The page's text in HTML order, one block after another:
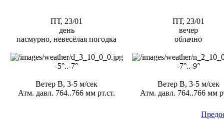
ПТ, 23/01
день
пасмурно, невесёлая погодка
-5°..-7°
Ветер В, 3-5 м/сек
Атм. давл. 764..766 мм рт.ст.
ПТ, 23/01
вечер
облачно
-7°..-9°
Ветер В, 3-5 м/сек
Атм. давл. 764..766 мм